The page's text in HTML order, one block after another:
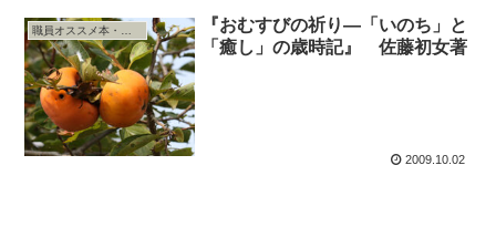
『おむすびの祈り―「いのち」と
「癒し」の歳時記』 佐藤初女著
2009.10.02